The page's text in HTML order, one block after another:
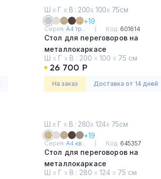
Ш х Г х В : 200х 100х 75см
+19
Серия:А4 тр... Код: 601614
Стол для переговоров на
металлокаркасе
Серый
Ш х Г х В : 200 х 100 х 75 см
26 700 Р
На заказ Доставка от 14 дней
Ш х Г х В : 280х 124х 75см
+19
Серия:А4 кв... Код: 645357
Стол для переговоров на
металлокаркасе
Натуральный дуб
Ш х Г х В : 280 х 124 х 75 см